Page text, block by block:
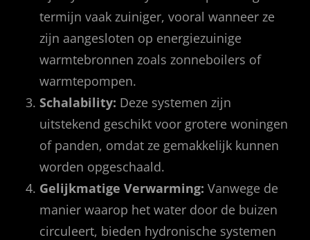
termijn vaak zuiniger, vooral wanneer ze
zijn aangesloten op energiezuinige
warmtebronnen zoals zonneboilers of
warmtepompen.
Schalability: Deze systemen zijn
uitstekend geschikt voor grotere woningen
of panden, omdat ze gemakkelijk kunnen
worden opgeschaald.
Gelijkmatige Verwarming: Vanwege de
manier waarop het water door de buizen
circuleert, bieden hydronische systemen